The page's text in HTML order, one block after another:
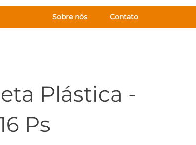
Sobre nós Contato
Plástica -
Ps